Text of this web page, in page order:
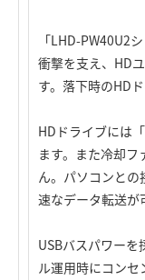
「LHD-PW40U2
衝撃を支え、HD
す。落下時のHD
HDドライブには
ます。また冷却
ん。パソコンと
速なデータ転送が
USBバスパワー
ル運用時にコン